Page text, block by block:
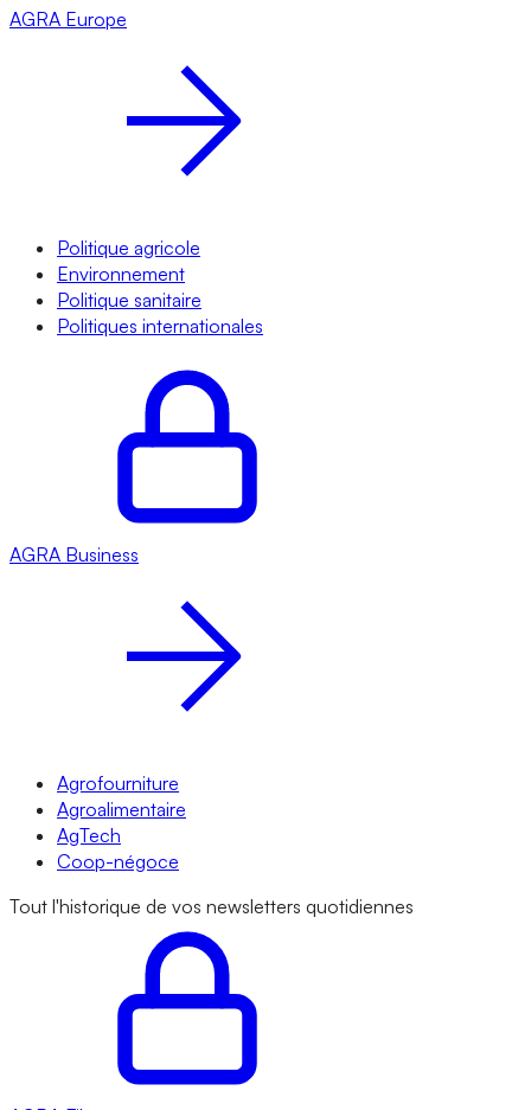
AGRA Europe
Politique agricole
Environnement
Politique sanitaire
Politiques internationales
AGRA Business
Agrofourniture
Agroalimentaire
AgTech
Coop-négoce
Tout l'historique de vos newsletters quotidiennes